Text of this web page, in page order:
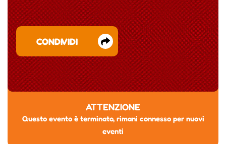
CONDIVIDI
ATTENZIONE
Questo evento è terminato, rimani connesso per nuovi
eventi